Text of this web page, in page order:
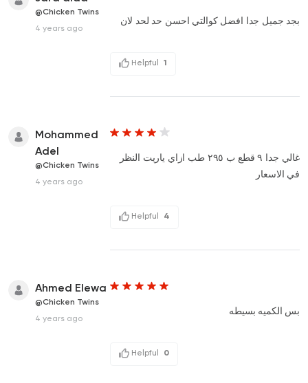
@Chicken Twins
4 years ago
بجد جميل جدا افضل كوالتي احسن حد لحد لان
Helpful 1
Mohammed
Adel
@Chicken Twins
4 years ago
غالي جدا ٩ قطع ب ٢٩٥ طب ازاي ياريت النظر
في الاسعار
Helpful 4
Ahmed Elewa
@Chicken Twins
4 years ago
بس الكميه بسيطه
Helpful 0